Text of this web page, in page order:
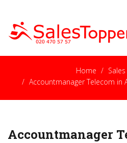
Home
Accountmanager Telecom in
Accountmanager